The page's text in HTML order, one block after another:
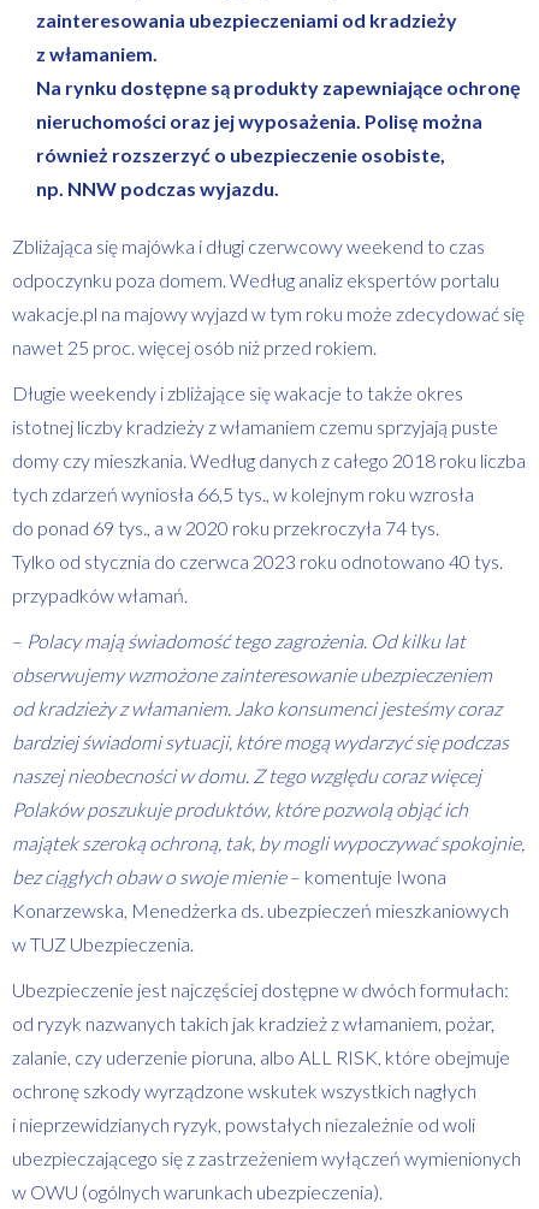
zainteresowania ubezpieczeniami od kradzieży
z włamaniem.
Na rynku dostępne są produkty zapewniające ochronę
nieruchomości oraz jej wyposażenia. Polisę można
również rozszerzyć o ubezpieczenie osobiste,
np. NNW podczas wyjazdu.
Zbliżająca się majówka i długi czerwcowy weekend to czas
odpoczynku poza domem. Według analiz ekspertów portalu
wakacje.pl na majowy wyjazd w tym roku może zdecydować się
nawet 25 proc. więcej osób niż przed rokiem.
Długie weekendy i zbliżające się wakacje to także okres
istotnej liczby kradzieży z włamaniem czemu sprzyjają puste
domy czy mieszkania. Według danych z całego 2018 roku liczba
tych zdarzeń wyniosła 66,5 tys., w kolejnym roku wzrosła
do ponad 69 tys., a w 2020 roku przekroczyła 74 tys.
Tylko od stycznia do czerwca 2023 roku odnotowano 40 tys.
przypadków włamań.
– Polacy mają świadomość tego zagrożenia. Od kilku lat
obserwujemy wzmożone zainteresowanie ubezpieczeniem
od kradzieży z włamaniem. Jako konsumenci jesteśmy coraz
bardziej świadomi sytuacji, które mogą wydarzyć się podczas
naszej nieobecności w domu. Z tego względu coraz więcej
Polaków poszukuje produktów, które pozwolą objąć ich
majątek szeroką ochroną, tak, by mogli wypoczywać spokojnie,
bez ciągłych obaw o swoje mienie– komentuje Iwona
Konarzewska, Menedżerka ds. ubezpieczeń mieszkaniowych
w TUZ Ubezpieczenia.
Ubezpieczenie jest najczęściej dostępne w dwóch formułach:
od ryzyk nazwanych takich jak kradzież z włamaniem, pożar,
zalanie, czy uderzenie pioruna, albo ALL RISK, które obejmuje
ochronę szkody wyrządzone wskutek wszystkich nagłych
i nieprzewidzianych ryzyk, powstałych niezależnie od woli
ubezpieczającego się z zastrzeżeniem wyłączeń wymienionych
w OWU (ogólnych warunkach ubezpieczenia).